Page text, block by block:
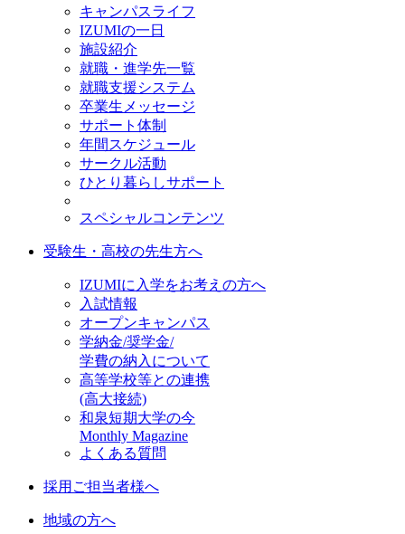
キャンパスライフ
IZUMIの一日
施設紹介
就職・進学先一覧
就職支援システム
卒業生メッセージ
サポート体制
年間スケジュール
サークル活動
ひとり暮らしサポート
スペシャルコンテンツ
受験生・高校の先生方へ
IZUMIに入学をお考えの方へ
入試情報
オープンキャンパス
学納金/奨学金/
学費の納入について
高等学校等との連携
(高大接続)
和泉短期大学の今
Monthly Magazine
よくある質問
採用ご担当者様へ
地域の方へ